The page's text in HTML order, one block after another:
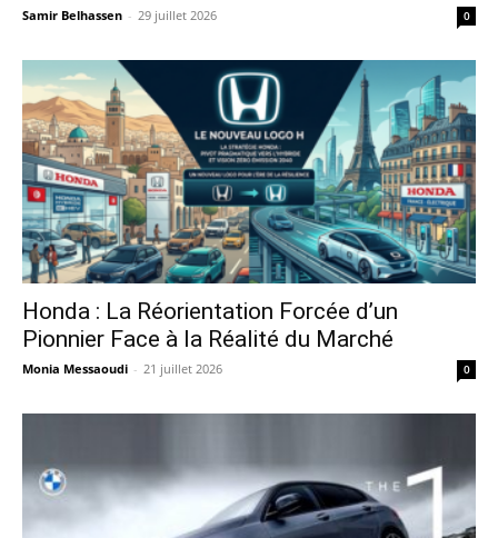
Samir Belhassen - 29 juillet 2026 0
Honda : La Réorientation Forcée d’un
Pionnier Face à la Réalité du Marché
Monia Messaoudi - 21 juillet 2026 0